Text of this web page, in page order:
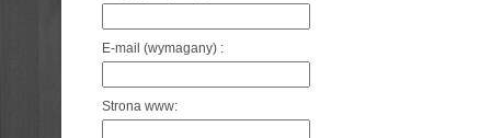
E-mail (wymagany) :
Strona www: